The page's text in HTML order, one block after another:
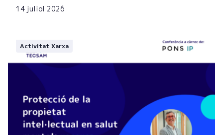
14 juliol 2026
Activitat Xarxa